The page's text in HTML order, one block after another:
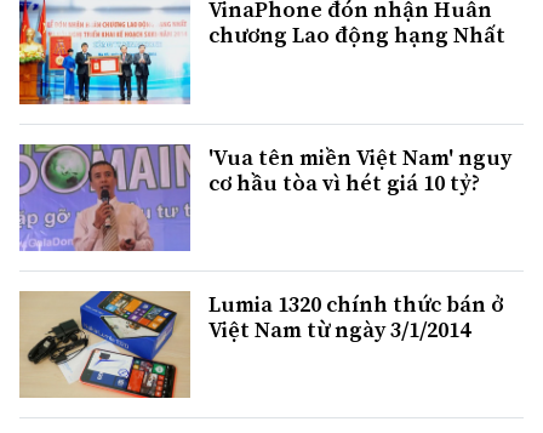
VinaPhone đón nhận Huân
chương Lao động hạng Nhất
'Vua tên miền Việt Nam' nguy
cơ hầu tòa vì hét giá 10 tỷ?
Lumia 1320 chính thức bán ở
Việt Nam từ ngày 3/1/2014